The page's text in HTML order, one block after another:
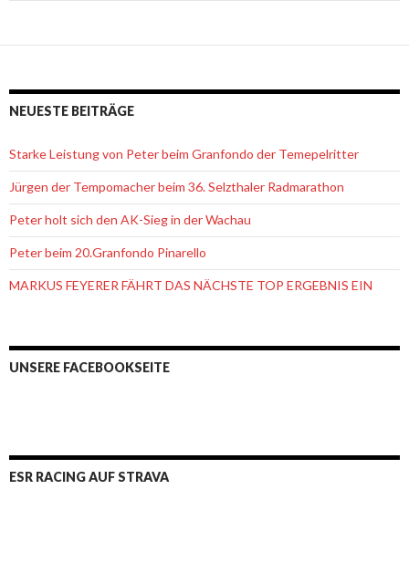
NEUESTE BEITRÄGE
Starke Leistung von Peter beim Granfondo der Temepelritter
Jürgen der Tempomacher beim 36. Selzthaler Radmarathon
Peter holt sich den AK-Sieg in der Wachau
Peter beim 20.Granfondo Pinarello
MARKUS FEYERER FÄHRT DAS NÄCHSTE TOP ERGEBNIS EIN
UNSERE FACEBOOKSEITE
ESR RACING AUF STRAVA